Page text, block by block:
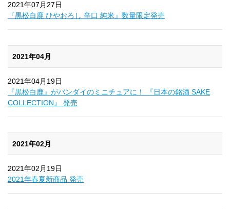
2021年07月27日
『黒松白鹿 ひやおろし 辛口 純米』数量限定発売
2021年04月
2021年04月19日
『黒松白鹿』がバンダイのミニチュアに！ 『日本の銘酒 SAKE
COLLECTION』 発売
2021年02月
2021年02月19日
2021年春夏新商品 発売